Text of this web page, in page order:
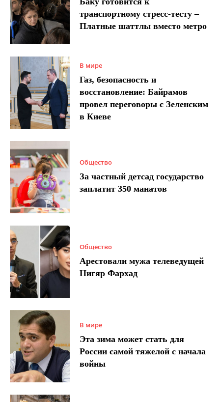
транспортному стресс-тесту –
Платные шаттлы вместо метро
В мире
Газ, безопасность и
восстановление: Байрамов
провел переговоры с Зеленским
в Киеве
Общество
За частный детсад государство
заплатит 350 манатов
Общество
Арестовали мужа телеведущей
Нигяр Фархад
В мире
Эта зима может стать для
России самой тяжелой с начала
войны